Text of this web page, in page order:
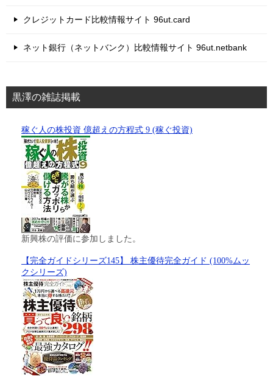
クレジットカード比較情報サイト 96ut.card
ネット銀行（ネットバンク）比較情報サイト 96ut.netbank
黒澤の雑誌掲載
稼ぐ人の株投資 億超えの方程式 9 (稼ぐ投資)
新興株の評価に参加しました。
【完全ガイドシリーズ145】 株主優待完全ガイド (100%ムッ
クシリーズ)